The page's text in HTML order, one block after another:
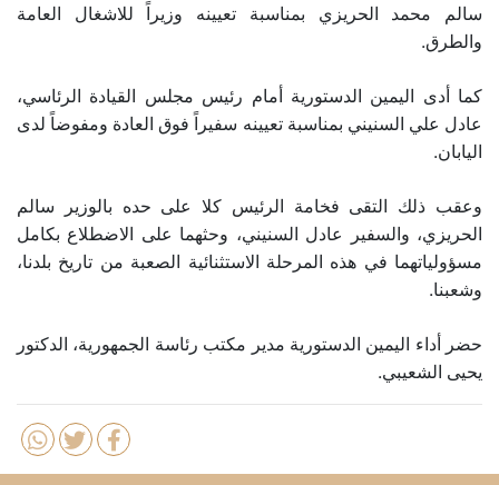
سالم محمد الحريزي بمناسبة تعيينه وزيراً للاشغال العامة
والطرق.
كما أدى اليمين الدستورية أمام رئيس مجلس القيادة الرئاسي،
عادل علي السنيني بمناسبة تعيينه سفيراً فوق العادة ومفوضاً لدى
اليابان.
وعقب ذلك التقى فخامة الرئيس كلا على حده بالوزير سالم
الحريزي، والسفير عادل السنيني، وحثهما على الاضطلاع بكامل
مسؤولياتهما في هذه المرحلة الاستثنائية الصعبة من تاريخ بلدنا،
وشعبنا.
حضر أداء اليمين الدستورية مدير مكتب رئاسة الجمهورية، الدكتور
يحيى الشعيبي.